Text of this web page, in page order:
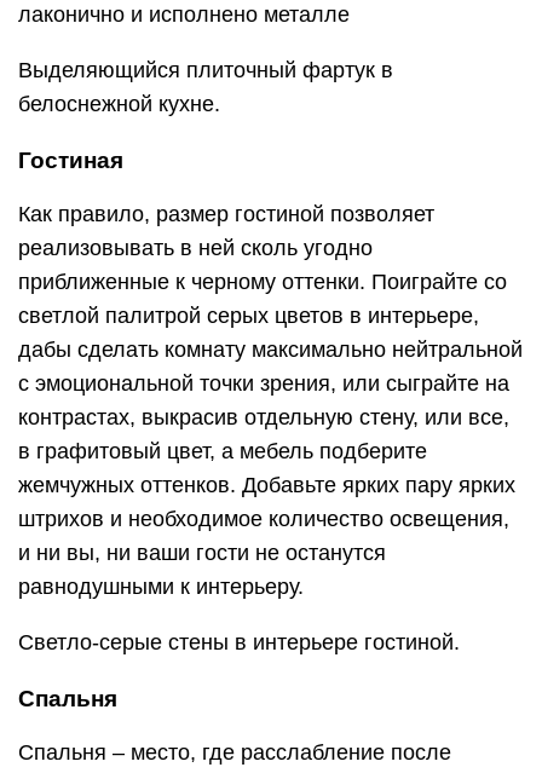
лаконично и исполнено металле
Выделяющийся плиточный фартук в
белоснежной кухне.
Гостиная
Как правило, размер гостиной позволяет
реализовывать в ней сколь угодно
приближенные к черному оттенки. Поиграйте со
светлой палитрой серых цветов в интерьере,
дабы сделать комнату максимально нейтральной
с эмоциональной точки зрения, или сыграйте на
контрастах, выкрасив отдельную стену, или все,
в графитовый цвет, а мебель подберите
жемчужных оттенков. Добавьте ярких пару ярких
штрихов и необходимое количество освещения,
и ни вы, ни ваши гости не останутся
равнодушными к интерьеру.
Светло-серые стены в интерьере гостиной.
Спальня
Спальня – место, где расслабление после